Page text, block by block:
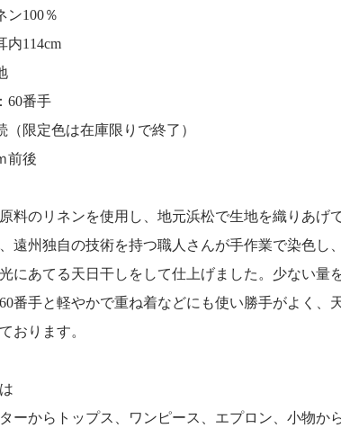
ン100％
内114cm
60番手
（限定色は在庫限りで終了）
前後
料のリネンを使用し、地元浜松で生地を織りあげ
遠州独自の技術を持つ職人さんが手作業で染色し
にあてる天日干しをして仕上げました。少ない量
番手と軽やかで重ね着などにも使い勝手がよく、
おります。
ーからトップス、ワンピース、エプロン、小物か